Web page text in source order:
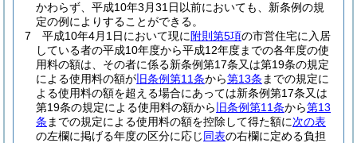
かわらず、平成10年3月31日以前においても、新条例の規
定の例によりすることができる。
7
平成10年4月1日において現に 附則第5項の市営住宅に入居
している者の平成10年度から平成12年度までの各年度の使
用料の額は、その者に係る新条例第17条又は第19条の規定
による使用料の額が 旧条例第11条から第13条 までの規定に
よる使用料の額を超える場合にあっては新条例第17条又は
第19条の規定による使用料の額から 旧条例第11条から第13
条 までの規定による使用料の額を控除して得た額に次の表
の左欄に掲げる年度の区分に応じ同表の右欄に定める負担